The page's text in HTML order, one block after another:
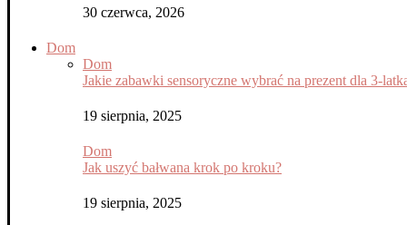
30 czerwca, 2026
Dom
Dom
Jakie zabawki sensoryczne wybrać na prezent dla 3-
19 sierpnia, 2025
Dom
Jak uszyć bałwana krok po kroku?
19 sierpnia, 2025